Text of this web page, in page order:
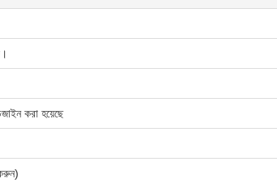
করা হয়েছে